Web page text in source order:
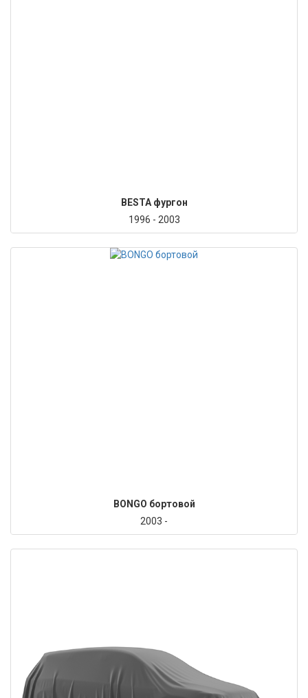
BESTA фургон
1996 - 2003
BONGO бортовой
2003 -